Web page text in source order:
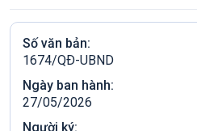
Số văn bản:
1674/QÐ-UBND
Ngày ban hành:
27/05/2026
Người ký: